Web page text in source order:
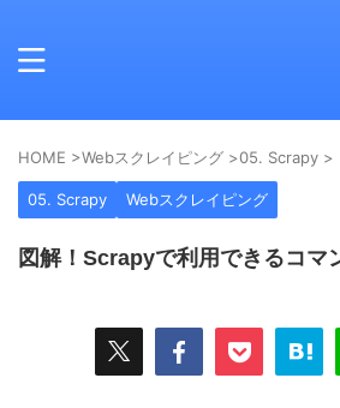
HOME >Webスクレイピング >05. Scrapy >
05. Scrapy Webスクレイピング
図解！Scrapyで利用できるコマ